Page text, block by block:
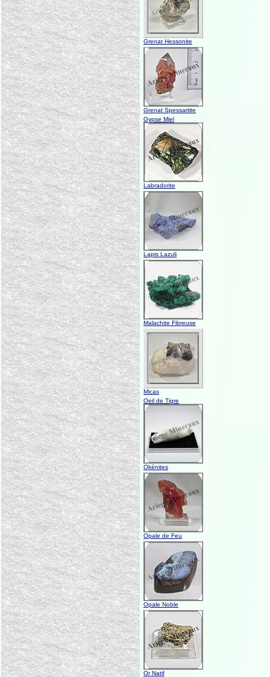
Grenat Hessonite
Grenat Spessartite
Gypse Miel
Labradorite
Lapis Lazuli
Malachite Fibreuse
Micas
Oeil de Tigre
Okénites
Opale de Feu
Opale Noble
Or Natif